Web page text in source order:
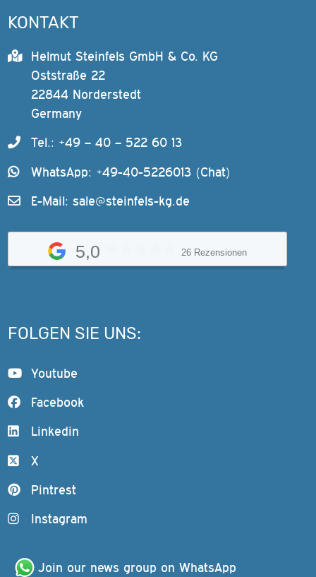
KONTAKT
Helmut Steinfels GmbH & Co. KG
Oststraße 22
22844 Norderstedt
Germany
Tel.: +49 – 40 – 522 60 13
WhatsApp: +49-40-5226013 (Chat)
E-Mail: sale@steinfels-kg.de
5,0 26 Rezensionen
FOLGEN SIE UNS:
Youtube
Facebook
Linkedin
X
Pintrest
Instagram
Join our news group on WhatsApp